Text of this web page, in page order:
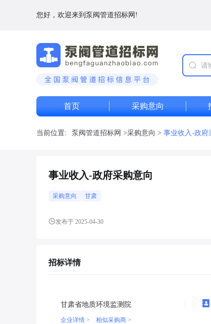
您好，欢迎来到泵阀管道招标网!
首页 采购意向
当前位置: 泵阀管道招标网 >采购意向 > 事业收入-政府
事业收入-政府采购意向
采购意向 甘肃
发布于 2025-04-30
招标详情
甘肃省地质环境监测院
企业详情 > 相似采购商 >